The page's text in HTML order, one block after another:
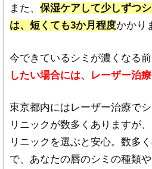
また、 保湿ケアして少しずつ
は、短くても3か月程度かかり
今できているシミが濃くなる前
したい場合には、レーザー治療
東京都内にはレーザー治療で
リニックが数多くありますが
リニックを選ぶと安心。数多
で、あなたの唇のシミの種類